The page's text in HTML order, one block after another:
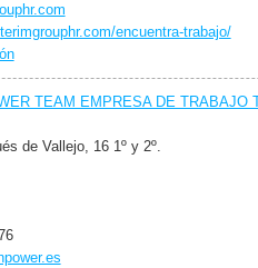
encuentra-trabajo/
TEAM EMPRESA DE TRABAJO
de Vallejo, 16 1º y 2º.